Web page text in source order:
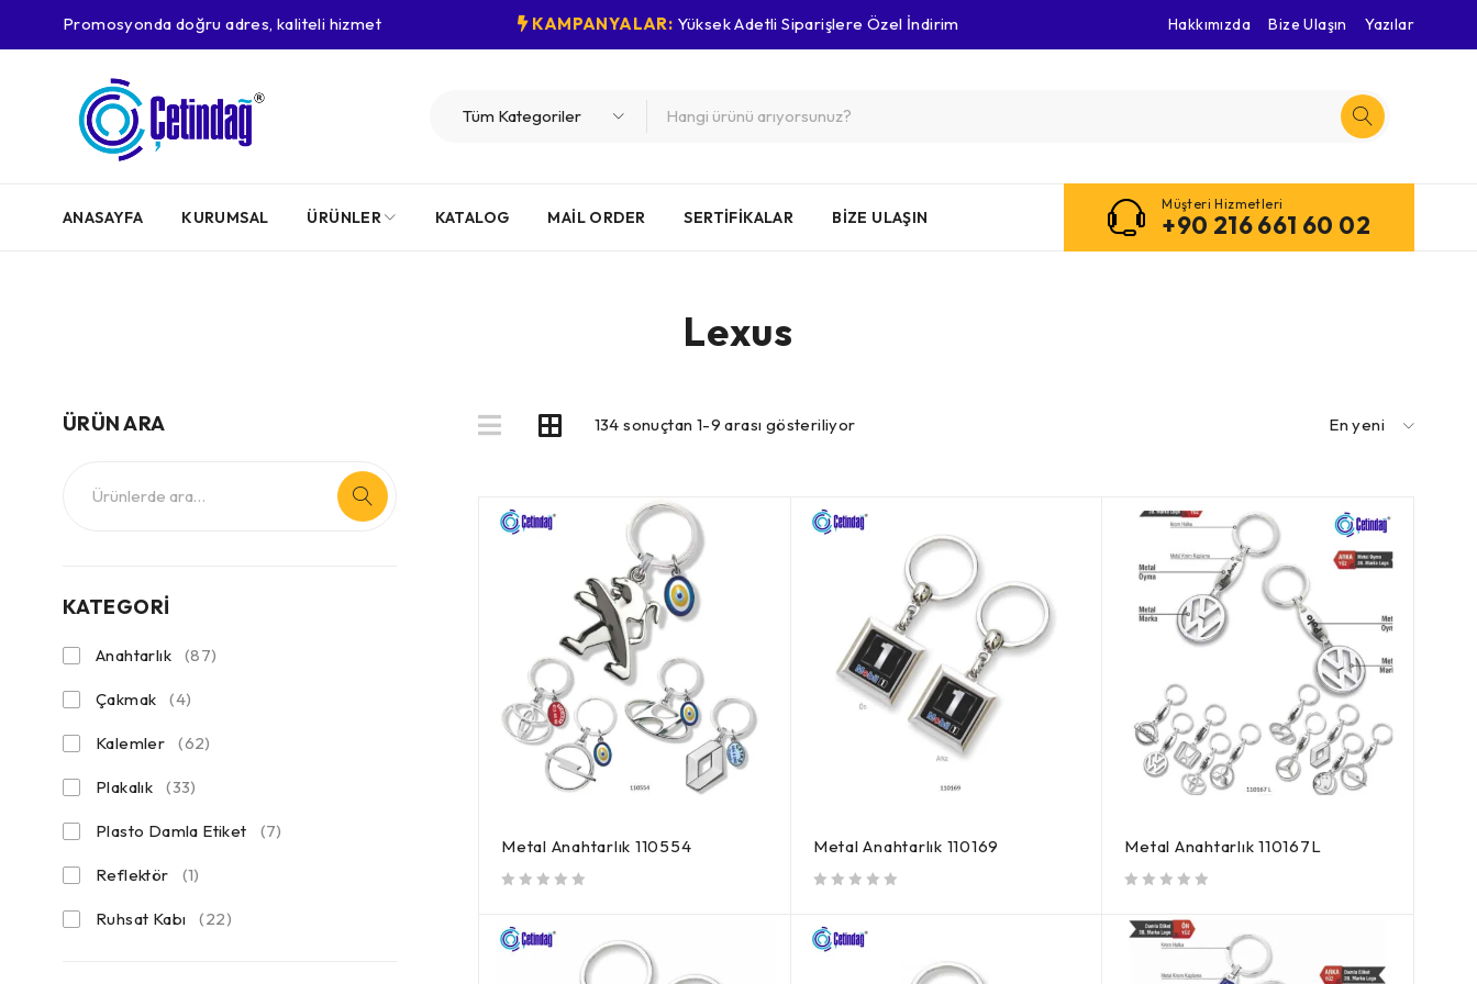
Promosyonda doğru adres, kaliteli hizmet KAMPANYALAR: Yüksek Adetli Siparişlere Özel İndirim Hakkımızda Bize Ulaşın Yazılar
ANASAYFA KURUMSAL ÜRÜNLER KATALOG MAIL ORDER SERTIFIKALAR BIZE ULAŞIN
Müşteri Hizmetleri
+90 216 661 60 02
Lexus
ÜRÜN ARA
KATEGORİ
Anahtarlık (87)
Çakmak (4)
Kalemler (62)
Plakalık (33)
Plasto Damla Etiket (7)
Reflektör (1)
Ruhsat Kabı (22)
134 sonuçtan 1-9 arası gösteriliyor En yeni
Metal Anahtarlık 110554 Metal Anahtarlık 110169 Metal Anahtarlık 110167L